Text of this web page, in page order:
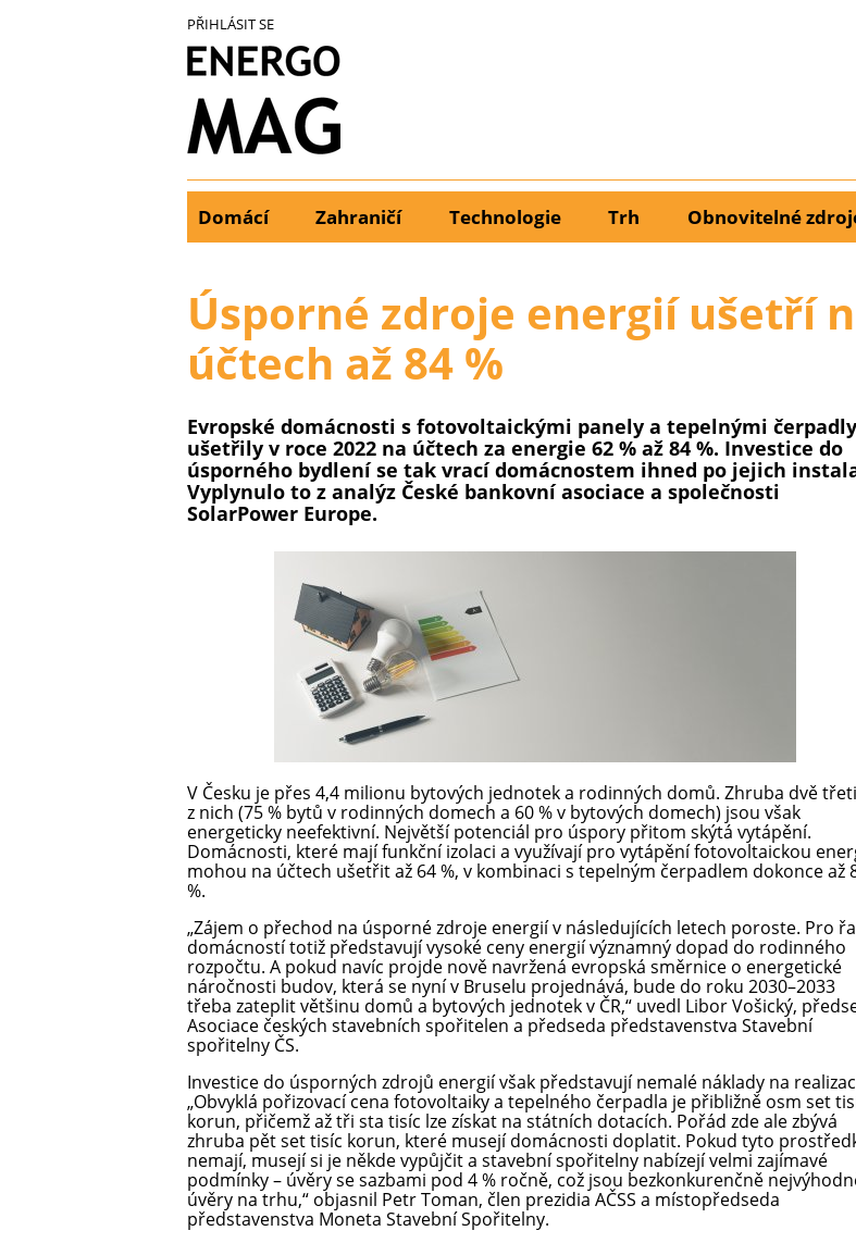
PŘIHLÁSIT SE
Domácí Zahraničí Technologie Trh Obnovitelné
Úsporné zdroje energií ušetří
účtech až 84 %
Evropské domácnosti s fotovoltaickými panely a tepelnými čerpadly
ušetřily v roce 2022 na účtech za energie 62 % až 84 %. Investice do
úsporného bydlení se tak vrací domácnostem ihned po jejich
Vyplynulo to z analýz České bankovní asociace a společnosti
SolarPower Europe.
V Česku je přes 4,4 milionu bytových jednotek a rodinných domů. Zhruba dvě
z nich (75 % bytů v rodinných domech a 60 % v bytových domech) jsou však
energeticky neefektivní. Největší potenciál pro úspory přitom skýtá vytápění.
Domácnosti, které mají funkční izolaci a využívají pro vytápění fotovoltaickou
mohou na účtech ušetřit až 64 %, v kombinaci s tepelným čerpadlem dokonce až
%.
„Zájem o přechod na úsporné zdroje energií v následujících letech poroste. Pro
domácností totiž představují vysoké ceny energií významný dopad do rodinného
rozpočtu. A pokud navíc projde nově navržená evropská směrnice o energetické
náročnosti budov, která se nyní v Bruselu projednává, bude do roku 2030–2033
třeba zateplit většinu domů a bytových jednotek v ČR,“ uvedl Libor Vošický,
Asociace českých stavebních spořitelen a předseda představenstva Stavební
spořitelny ČS.
Investice do úsporných zdrojů energií však představují nemalé náklady na
„Obvyklá pořizovací cena fotovoltaiky a tepelného čerpadla je přibližně osm set
korun, přičemž až tři sta tisíc lze získat na státních dotacích. Pořád zde ale zbývá
zhruba pět set tisíc korun, které musejí domácnosti doplatit. Pokud tyto
nemají, musejí si je někde vypůjčit a stavební spořitelny nabízejí velmi zajímavé
podmínky – úvěry se sazbami pod 4 % ročně, což jsou bezkonkurenčně
úvěry na trhu,“ objasnil Petr Toman, člen prezidia AČSS a místopředseda
představenstva Moneta Stavební Spořitelny.